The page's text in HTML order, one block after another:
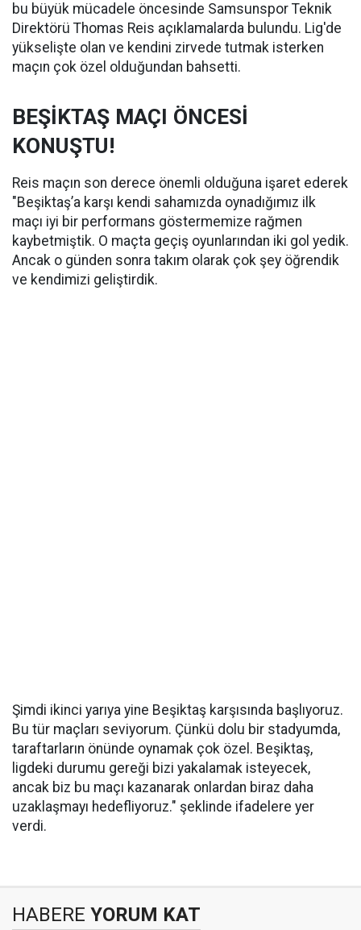
bu büyük mücadele öncesinde Samsunspor Teknik
Direktörü Thomas Reis açıklamalarda bulundu. Lig'de
yükselişte olan ve kendini zirvede tutmak isterken
maçın çok özel olduğundan bahsetti.
BEŞİKTAŞ MAÇI ÖNCESİ
KONUŞTU!
Reis maçın son derece önemli olduğuna işaret ederek
"Beşiktaş’a karşı kendi sahamızda oynadığımız ilk
maçı iyi bir performans göstermemize rağmen
kaybetmiştik. O maçta geçiş oyunlarından iki gol yedik.
Ancak o günden sonra takım olarak çok şey öğrendik
ve kendimizi geliştirdik.
Şimdi ikinci yarıya yine Beşiktaş karşısında başlıyoruz.
Bu tür maçları seviyorum. Çünkü dolu bir stadyumda,
taraftarların önünde oynamak çok özel. Beşiktaş,
ligdeki durumu gereği bizi yakalamak isteyecek,
ancak biz bu maçı kazanarak onlardan biraz daha
uzaklaşmayı hedefliyoruz." şeklinde ifadelere yer
verdi.
HABERE YORUM KAT